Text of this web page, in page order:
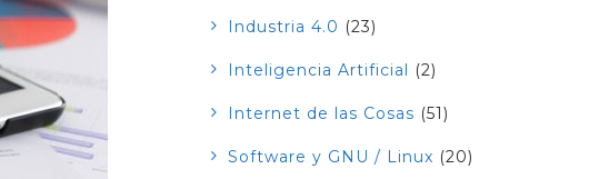
Industria 4.0 (23)
Inteligencia Artificial (2)
Internet de las Cosas (51)
Software y GNU / Linux (20)